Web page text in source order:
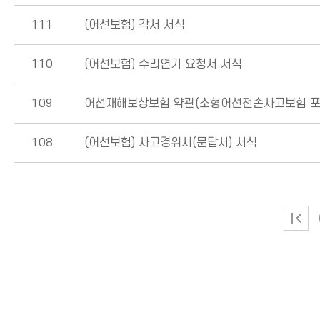
111 (어선보험) 각서 서식
110 (어선보험) 수리연기 요청서 서식
109 어선재해보상보험 약관(소형어선전손사고보험
108 (어선보험) 사고경위서(문답서) 서식